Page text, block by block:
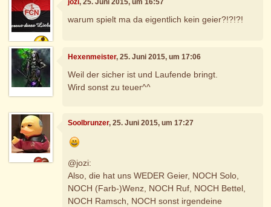
jozi, 25. Juni 2015, um 16:57
warum spielt ma da eigentlich kein geier?!?!?!
Hexenmeister, 25. Juni 2015, um 17:06
Weil der sicher ist und Laufende bringt.
Wird sonst zu teuer^^
Soolbrunzer, 25. Juni 2015, um 17:27
@jozi:
Also, die hat uns WEDER Geier, NOCH Solo,
NOCH (Farb-)Wenz, NOCH Ruf, NOCH Bettel,
NOCH Ramsch, NOCH sonst irgendeine